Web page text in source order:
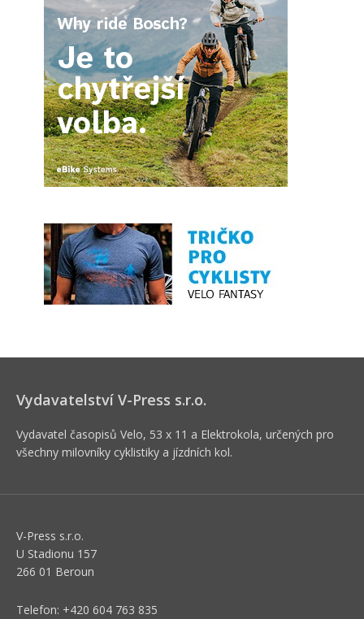
Vydavatelství V-Press s.r.o.
Vydavatel časopisů Velo, 53 x 11 a Elektrokola, určených pro
všechny milovníky cyklistiky a jízdních kol.
V-Press s.r.o.
U Stadionu 157
266 01 Beroun
Telefon: +420 604 763 835